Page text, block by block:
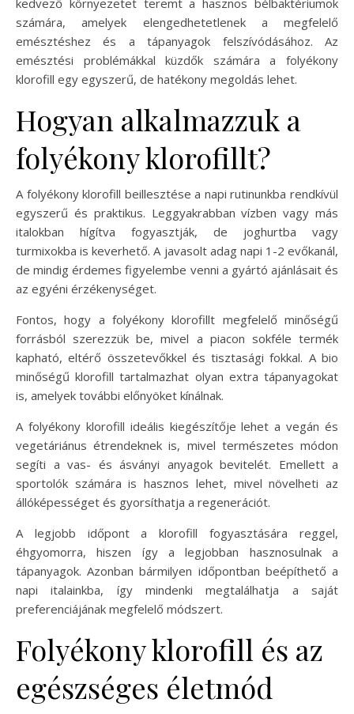
kedvező környezetet teremt a hasznos bélbaktériumok
számára, amelyek elengedhetetlenek a megfelelő
emésztéshez és a tápanyagok felszívódásához. Az
emésztési problémákkal küzdők számára a folyékony
klorofill egy egyszerű, de hatékony megoldás lehet.
Hogyan alkalmazzuk a
folyékony klorofillt?
A folyékony klorofill beillesztése a napi rutinunkba rendkívül
egyszerű és praktikus. Leggyakrabban vízben vagy más
italokban hígítva fogyasztják, de joghurtba vagy
turmixokba is keverhető. A javasolt adag napi 1-2 evőkanál,
de mindig érdemes figyelembe venni a gyártó ajánlásait és
az egyéni érzékenységet.
Fontos, hogy a folyékony klorofillt megfelelő minőségű
forrásból szerezzük be, mivel a piacon sokféle termék
kapható, eltérő összetevőkkel és tisztasági fokkal. A bio
minőségű klorofill tartalmazhat olyan extra tápanyagokat
is, amelyek további előnyöket kínálnak.
A folyékony klorofill ideális kiegészítője lehet a vegán és
vegetáriánus étrendeknek is, mivel természetes módon
segíti a vas- és ásványi anyagok bevitelét. Emellett a
sportolók számára is hasznos lehet, mivel növelheti az
állóképességet és gyorsíthatja a regenerációt.
A legjobb időpont a klorofill fogyasztására reggel,
éhgyomorra, hiszen így a legjobban hasznosulnak a
tápanyagok. Azonban bármilyen időpontban beépíthető a
napi italainkba, így mindenki megtalálhatja a saját
preferenciájának megfelelő módszert.
Folyékony klorofill és az
egészséges életmód